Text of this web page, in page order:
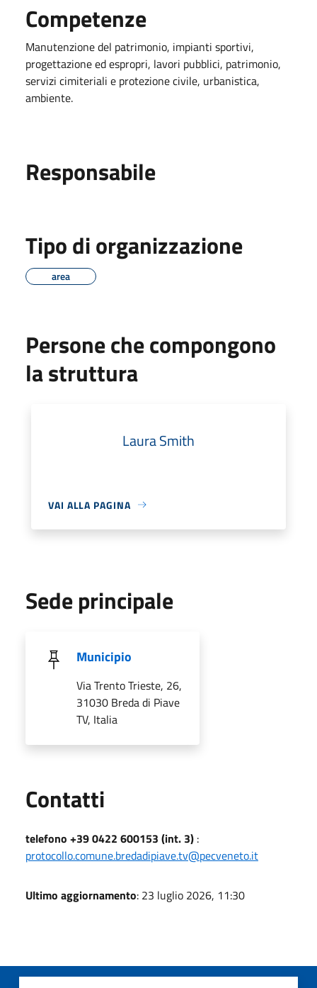
Competenze
Manutenzione del patrimonio, impianti sportivi,
progettazione ed espropri, lavori pubblici, patrimonio,
servizi cimiteriali e protezione civile, urbanistica,
ambiente.
Responsabile
Tipo di organizzazione
area
Persone che compongono
la struttura
Laura Smith
VAI ALLA PAGINA
Sede principale
Municipio
Via Trento Trieste, 26,
31030 Breda di Piave
TV, Italia
Contatti
telefono +39 0422 600153 (int. 3) :
protocollo.comune.bredadipiave.tv@pecveneto.it
Ultimo aggiornamento: 23 luglio 2026, 11:30